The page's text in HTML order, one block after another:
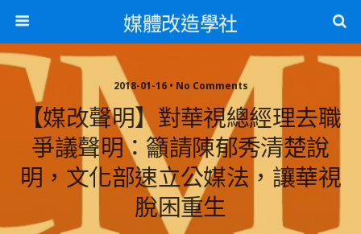
媒體改造學社
2018-01-16 • No Comments
【媒改聲明】對華視總經理去職
爭議聲明：籲請陳郁秀清楚說
明，文化部速立公媒法，讓華視
脫困重生